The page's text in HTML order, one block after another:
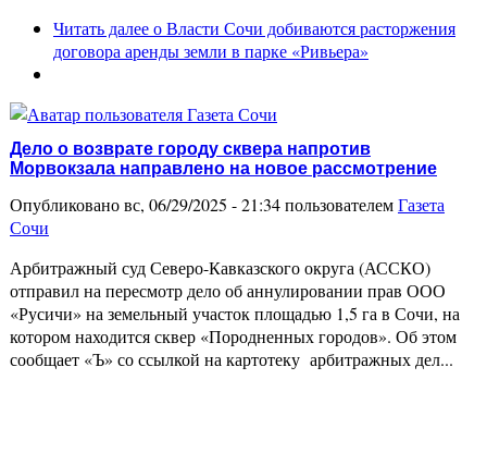
Читать далеео Власти Сочи добиваются расторжения
договора аренды земли в парке «Ривьера»
Дело о возврате городу сквера напротив
Морвокзала направлено на новое рассмотрение
Опубликовано вс, 06/29/2025 - 21:34 пользователемГазета
Сочи
Арбитражный суд Северо-Кавказского округа (АССКО)
отправил на пересмотр дело об аннулировании прав ООО
«Русичи» на земельный участок площадью 1,5 га в Сочи, на
котором находится сквер «Породненных городов». Об этом
сообщает «Ъ» со ссылкой на картотеку арбитражных дел...